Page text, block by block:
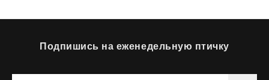
Подпишись на еженедельную птичку